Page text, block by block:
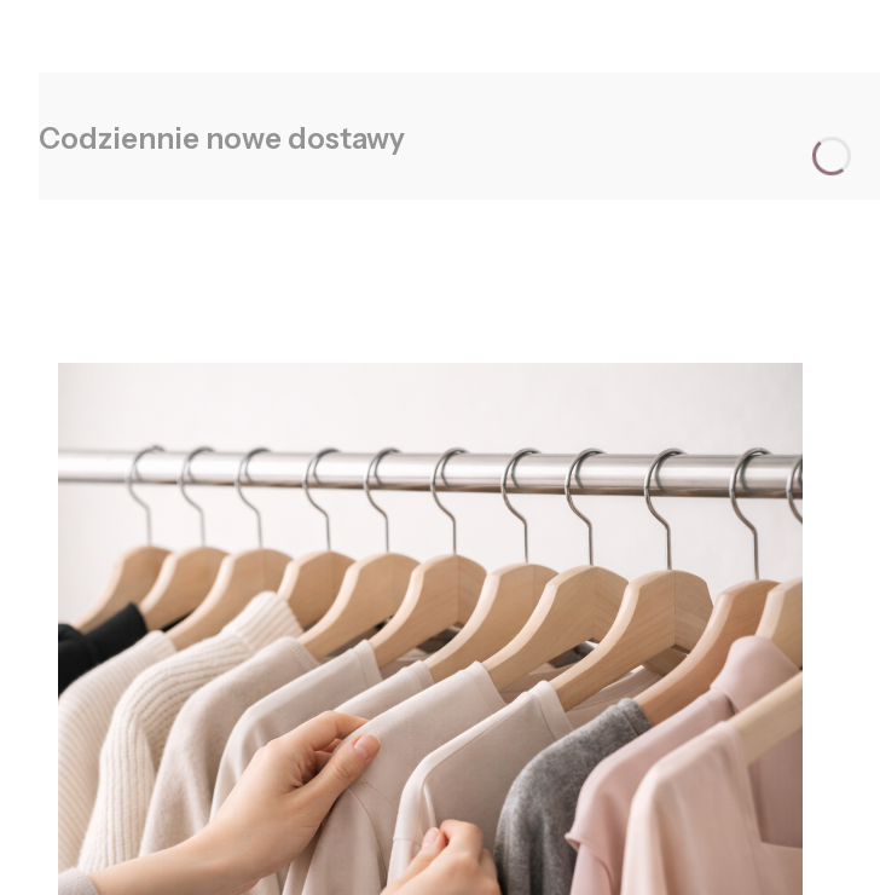
Codziennie nowe dostawy